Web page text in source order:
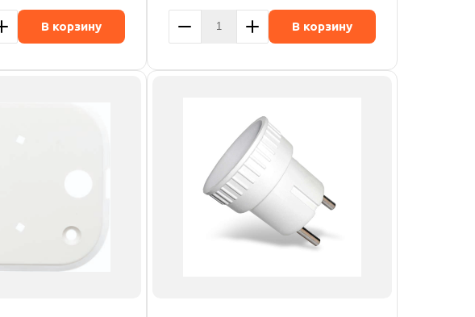
В корзину В корзину